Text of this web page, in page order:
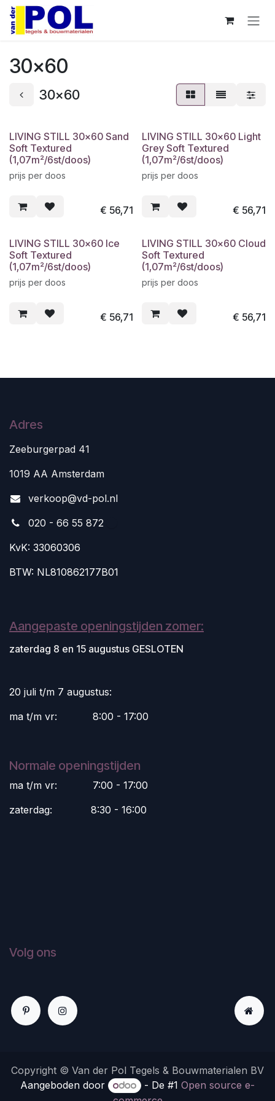
Overslaan naar inhoud
30x60
30x60
LIVING STILL 30x60 Sand
Soft Textured
(1,07m²/6st/doos)
prijs per doos
€ 56,71
LIVING STILL 30x60 Light
Grey Soft Textured
(1,07m²/6st/doos)
prijs per doos
€ 56,71
LIVING STILL 30x60 Ice
Soft Textured
(1,07m²/6st/doos)
prijs per doos
€ 56,71
LIVING STILL 30x60 Cloud
Soft Textured
(1,07m²/6st/doos)
prijs per doos
€ 56,71
Adres
Zeeburgerpad 41
1019 AA Amsterdam
verkoop@vd-pol.nl
020 - 66 55 872
KvK: 33060306
BTW: NL810862177B01
Aangepaste openingstijden zomer:
zaterdag 8 en 15 augustus GESLOTEN
20 juli t/m 7 augustus:
ma t/m vr:
​8:00 - 17:00
Normale openingstijden
ma t/m vr:
​7:00 - 17:00
zaterdag:
​8:30 - 16:00
Volg ons
Copyright © Van der Pol Tegels & Bouwmaterialen BV
Aangeboden door
- De #1Open source e-